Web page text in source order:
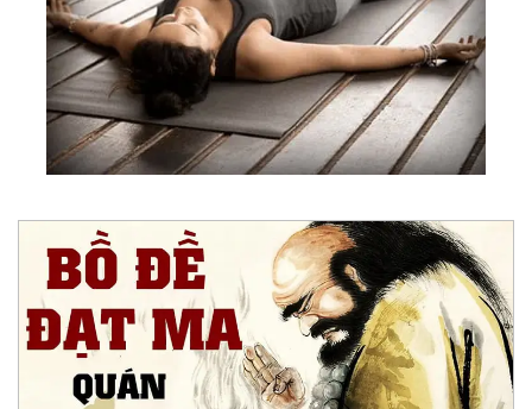
Tín Đồ Thiên Chúa Giáo (1983)
71.Kim Thân Cha Giảng Về “Giả, Chơn, Hư, Thực”
(1983)
72.Huấn Từ Của Kim Thân Cha Dịp Đầu Xuân Giáp
Huấn Từ Nhắn Nhủ Bạn Tu Vô Vi (1991)
74.Vài Lời Nhắn Nhủ 2005
75.Tư Liệu Ghi Từ Thiền Đường H.v.e Để Phục Vụ
Tham Khảo Thêm (1978)
76.Thượng Đế Giảng Chân Lý Pdf